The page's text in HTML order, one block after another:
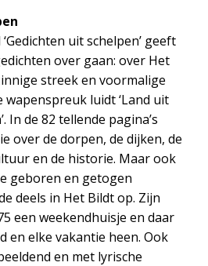
uit schelpen’ geeft
over gaan: over Het
streek en voormalige
wapenspreuk luidt ‘Land uit
In de 82 tellende pagina’s
over de dorpen, de dijken, de
en de historie. Maar ook
geboren en getogen
deels in Het Bildt op. Zijn
een weekendhuisje en daar
en elke vakantie heen. Ook
en met lyrische